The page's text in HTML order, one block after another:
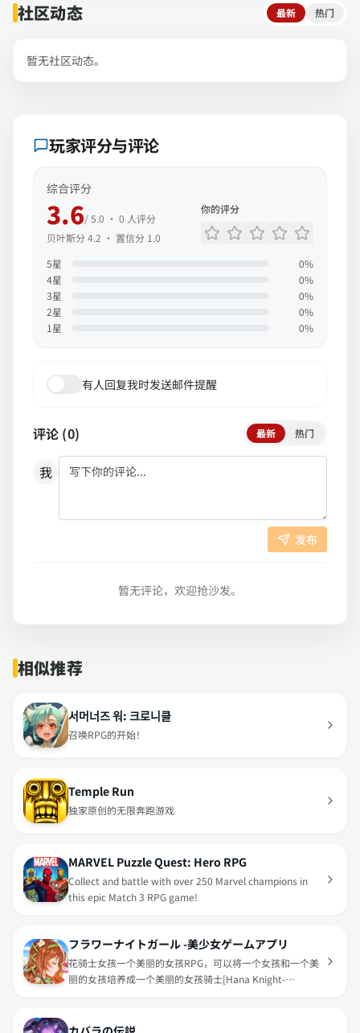
社区动态 最新 热门
暂无社区动态。
玩家评分与评论
综合评分
3.6/ 5.0 · 0 人评分
贝叶斯分4.2 · 置信分 1.0
你的评分
5星 0%
4星 0%
3星 0%
2星 0%
1 星 0%
有人回复我时发送邮件提醒
评论 (0) 最新 热门
我
发布
暂无评论，欢迎抢沙发。
相似推荐
서머너즈 워: 크로니클
召唤RPG的开始！
Temple Run
独家原创的无限奔跑游戏
MARVEL Puzzle Quest: Hero RPG
Collect and battle with over 250 Marvel champions in
this epic Match 3 RPG game!
フラワーナイトガール -美少女ゲームアプリ
花骑士女孩一个美丽的女孩RPG，可以将一个女孩和一个美
丽的女孩培养成一个美丽的女孩骑士[Hana Knight-